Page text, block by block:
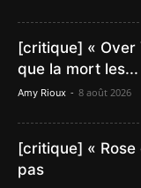
[critique] « Over
que la mort les...
Amy Rioux - 8 août 2026
[critique] « Rose
pas